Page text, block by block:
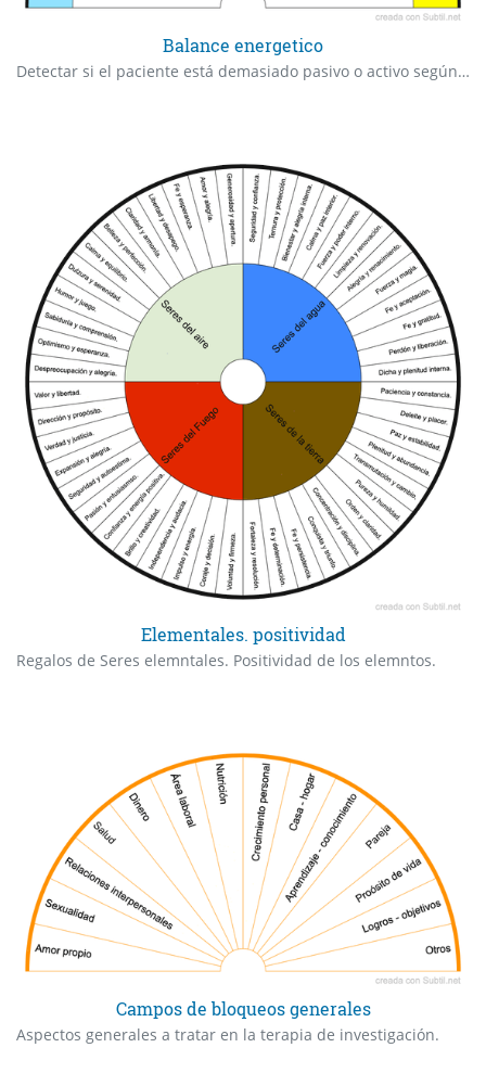
Balance energetico
Detectar si el paciente está demasiado pasivo o activo según sus energía femenino-masculino.
Elementales. positividad
Regalos de Seres elemntales. Positividad de los elemntos.
Campos de bloqueos generales
Aspectos generales a tratar en la terapia de investigación.